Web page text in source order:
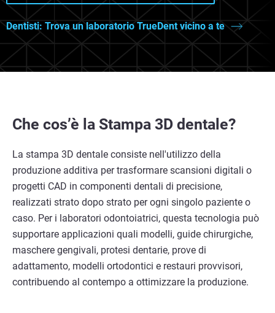
Dentisti: Trova un laboratorio TrueDent vicino a te
Che cos’è la Stampa 3D dentale?
La stampa 3D dentale consiste nell'utilizzo della
produzione additiva per trasformare scansioni digitali o
progetti CAD in componenti dentali di precisione,
realizzati strato dopo strato per ogni singolo paziente o
caso. Per i laboratori odontoiatrici, questa tecnologia può
supportare applicazioni quali modelli, guide chirurgiche,
maschere gengivali, protesi dentarie, prove di
adattamento, modelli ortodontici e restauri provvisori,
contribuendo al contempo a ottimizzare la produzione.